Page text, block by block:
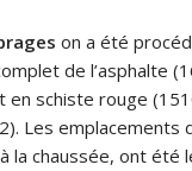
on a été
de l’asphalte
en schiste rouge
Les emplacements
la chaussée, ont été